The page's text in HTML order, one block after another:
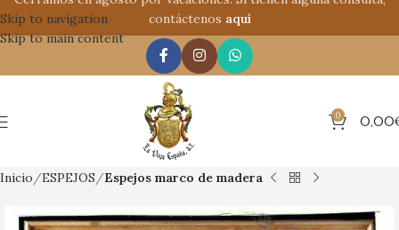
Skip to navigation
Skip to main content
0 0,00
Inicio ESPEJOS Espejos marco de madera
contáctenos aquí